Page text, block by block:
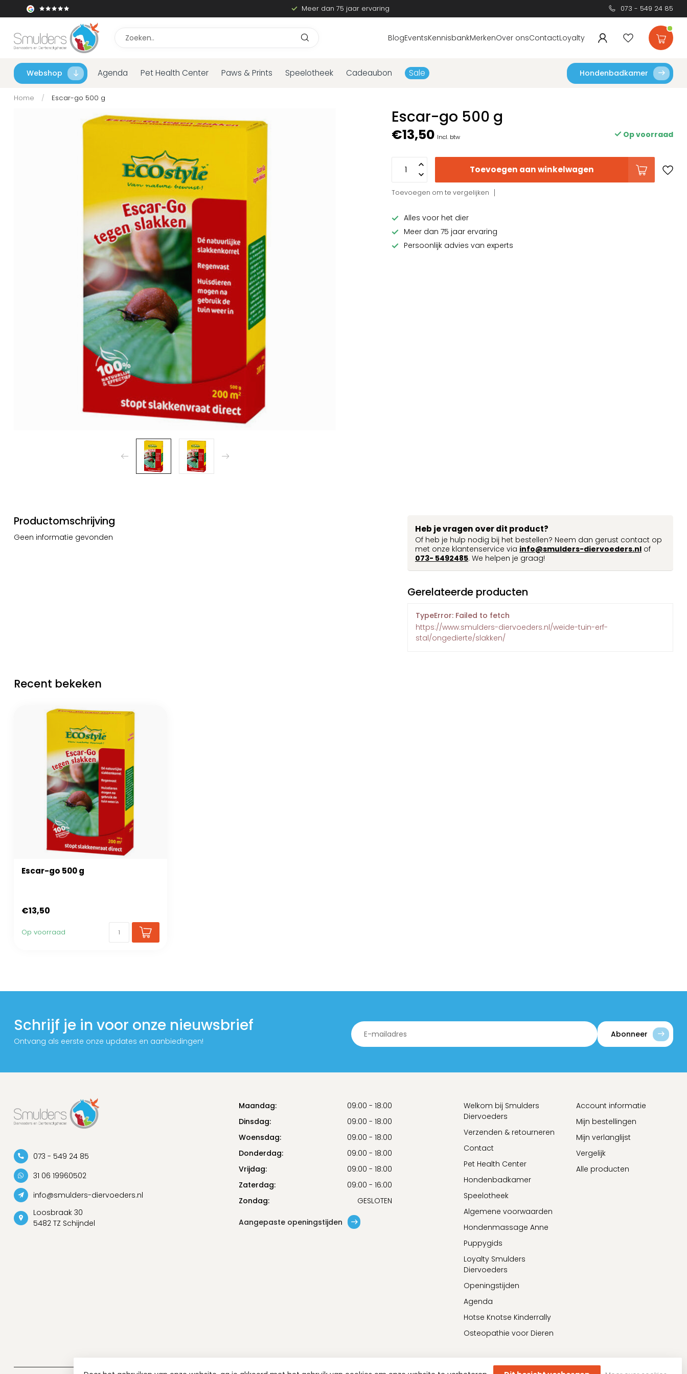
Meer dan 75 jaar ervaring 073 - 549 24 85
BlogEventsKennisbankMerkenOver onsContactLoyalty
Webshop Agenda Pet Health Center Paws & Prints Speelotheek Cadeaubon Sale Hondenbadkamer
Home / Escar-go 500 g
Escar-go 500 g
€13,50 Incl. btw Op voorraad
Toevoegen aan winkelwagen
Toevoegen om te vergelijken
Alles voor het dier
Meer dan 75 jaar ervaring
Persoonlijk advies van experts
Productomschrijving
Geen informatie gevonden
Heb je vragen over dit product?
Of heb je hulp nodig bij het bestellen? Neem dan gerust contact op
met onze klantenservice via info@smulders-diervoeders.nl of
073- 5492485. We helpen je graag!
Gerelateerde producten
TypeError: Failed to fetch
https://www.smulders-diervoeders.nl/weide-tuin-erf-
stal/ongedierte/slakken/
Recent bekeken
Escar-go 500 g
€13,50
Op voorraad
Schrijf je in voor onze nieuwsbrief
Ontvang als eerste onze updates en aanbiedingen!
Abonneer
073 - 549 24 85
31 06 19960502
info@smulders-diervoeders.nl
Loosbraak 30
5482 TZ Schijndel
Maandag:
09:00 - 18:00
Dinsdag:
09:00 - 18:00
Woensdag:
09:00 - 18:00
Donderdag:
09:00 - 18:00
Vrijdag:
09:00 - 18:00
Zaterdag:
09:00 - 16:00
Zondag:
GESLOTEN
Aangepaste openingstijden
Welkom bij Smulders
Diervoeders
Verzenden & retourneren
Contact
Pet Health Center
Hondenbadkamer
Speelotheek
Algemene voorwaarden
Hondenmassage Anne
Puppygids
Loyalty Smulders
Diervoeders
Openingstijden
Agenda
Hotse Knotse Kinderrally
Osteopathie voor Dieren
Account informatie
Mijn bestellingen
Mijn verlanglijst
Vergelijk
Alle producten